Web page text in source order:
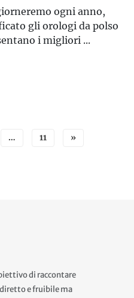
ogni anno,
gli orologi da polso
i migliori ...
… 11 »
di raccontare
e fruibile ma